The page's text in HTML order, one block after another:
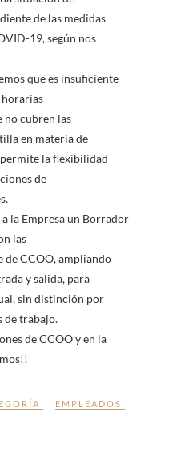
de las medidas
19, según nos
que es insuficiente
horarias
no cubren las
en materia de
la flexibilidad
de
la Empresa un Borrador
las
CCOO, ampliando
y salida, para
sin distinción por
de trabajo.
de CCOO y en la
EMPLEADOS